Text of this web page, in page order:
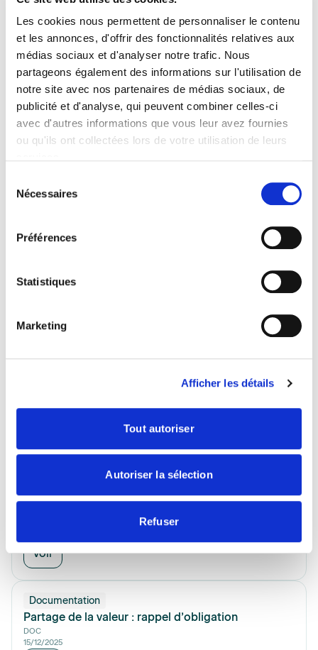
Les cookies nous permettent de personnaliser le contenu
et les annonces, d'offrir des fonctionnalités relatives aux
médias sociaux et d'analyser notre trafic. Nous
partageons également des informations sur l'utilisation de
notre site avec nos partenaires de médias sociaux, de
publicité et d'analyse, qui peuvent combiner celles-ci
avec d'autres informations que vous leur avez fournies
ou qu'ils ont collectées lors de votre utilisation de leurs
Nécessaires
Préférences
Statistiques
Marketing
Afficher les détails
Tout autoriser
Autoriser la sélection
Refuser
22/01/2026
Voir
Documentation
Cotisations et taux en vigueur au 1er Janvier 20026
- entrep de 11 à - 50 salariés
DOC
Flash info Social - Paie et actualités - Janvier 2026
Voir
Documentation
évaluation des avantages en nature ACS 35-1
Voir
Modèle
Avenants “catégories objectives” et “contribution
Voir
Documentation
Partage de la valeur : rappel d’obligation
DOC
15/12/2025